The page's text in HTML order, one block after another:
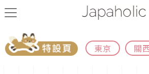
東京 關